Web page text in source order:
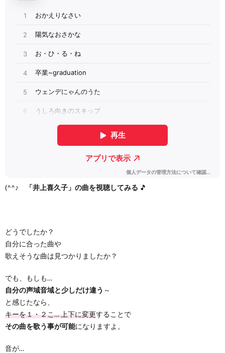
(^^♪ 「井上喜久子」の曲を視聴してみる 🎵
どうでしたか？
自分に合った曲や
歌えそうな曲は見つかりましたか？
でも、もしも…
自分の声域音域と少しだけ違う ～
と感じたなら、
キーを１・２こ… 上下に変更することで
その曲を歌う事が可能になりますよ。
音が…